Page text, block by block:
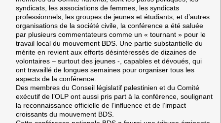
syndicats, les associations de femmes, les syndicats
professionnels, les groupes de jeunes et étudiants, et d’autres
organisations de la société civile, la conférence a été saluée
par plusieurs commentateurs comme un « tournant » pour le
travail local du mouvement BDS. Une partie substantielle du
mérite en revient aux efforts désintéressés de dizaines de
volontaires – surtout des jeunes -, capables et dévoués, qui
ont travaillé de longues semaines pour organiser tous les
aspects de la conférence.
Des membres du Conseil législatif palestinien et du Comité
exécutif de l’OLP ont aussi pris part à la conférence, soulignant
la reconnaissance officielle de l’influence et de l’impact
croissants du mouvement BDS.